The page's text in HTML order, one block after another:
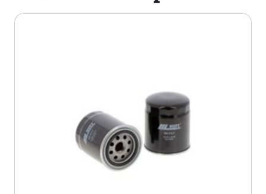
ATLAS COPCO XAMS 287 DD
ATLAS COPCO XAS 186 DD